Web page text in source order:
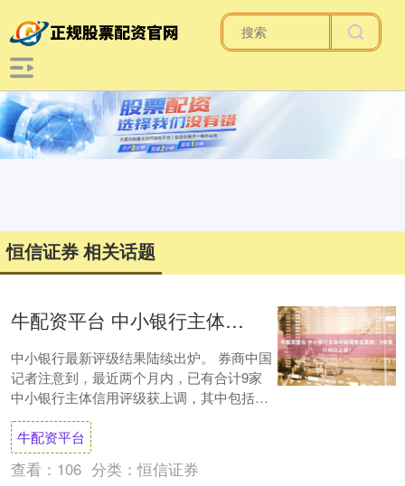
恒信证券 相关话题
牛配资平台 中小银行主体评级调整全景图：9家银行何以上调？
中小银行最新评级结果陆续出炉。 券商中国
记者注意到，最近两个月内，已有合计9家
中小银行主体信用评级获上调，其中包括7
家城商行，以及2家资产规模靠前的农商
行。 就....
牛配资平台
查看： 106 分类：恒信证券